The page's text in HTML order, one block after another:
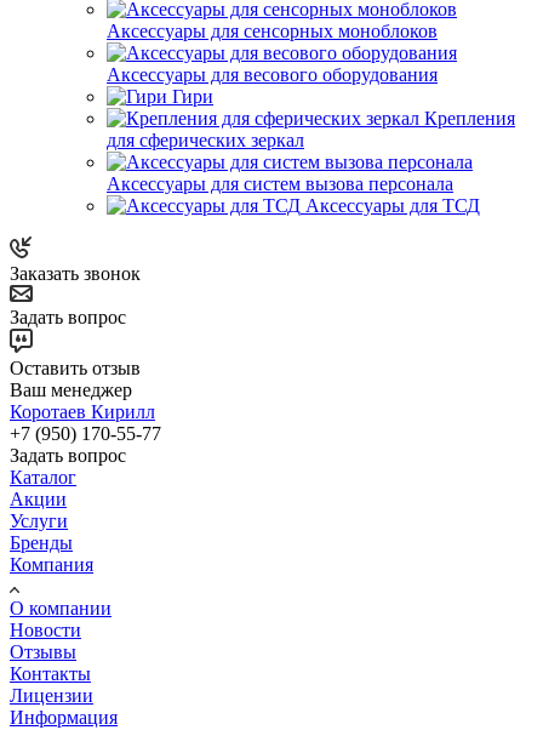
Аксессуары для сенсорных моноблоков
Аксессуары для весового оборудования
Гири
Крепления
для сферических зеркал
Аксессуары для систем вызова персонала
Аксессуары для ТСД
Заказать звонок
Задать вопрос
Оставить отзыв
Ваш менеджер
Коротаев Кирилл
+7 (950) 170-55-77
Задать вопрос
Каталог
Акции
Услуги
Бренды
Компания
О компании
Новости
Отзывы
Контакты
Лицензии
Информация